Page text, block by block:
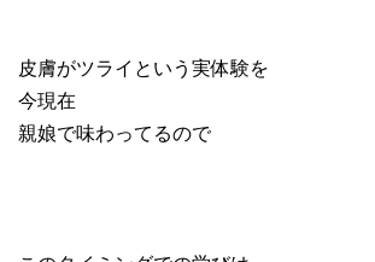
皮膚がツライという実体験を
今現在
親娘で味わってるので